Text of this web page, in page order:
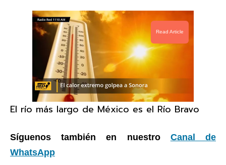
Read Article
El río más largo de México es el Río Bravo
Síguenos también en nuestro Canal de
WhatsApp